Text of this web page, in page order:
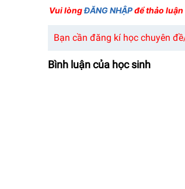
Vui lòngĐĂNG NHẬPđể thảo luận
Bạn cần đăng kí học chuyên
Bình luận của học sinh